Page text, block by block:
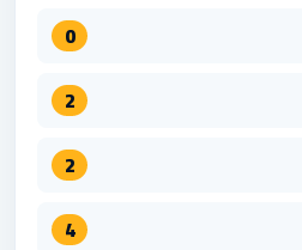
0
2
2
4